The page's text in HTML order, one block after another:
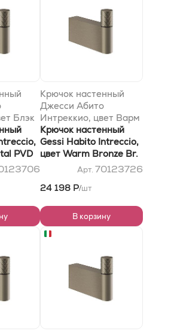
Блэк
PVD
Крючок настенный
Джесси Абито
Интреккио, цвет Варм
Бронзе Br. PVD
Крючок настенный
Gessi Habito Intreccio,
цвет Warm Bronze Br.
Арт. 70123726
24 198 Р/шт
В корзину